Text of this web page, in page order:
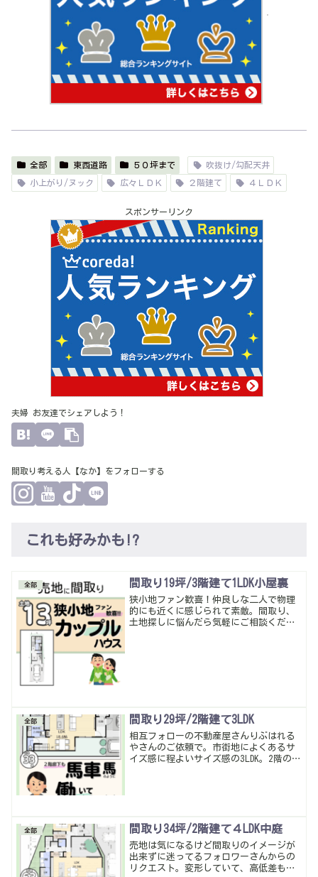
全部 東西道路 ５０坪まで 吹抜け/勾配天井
小上がり/ヌック 広々ＬＤＫ ２階建て ４ＬＤＫ
スポンサーリンク
夫婦 お友達でシェアしよう！
間取り考える人【なか】をフォローする
これも好みかも!?
全部 間取り19坪/3階建て1LDK小屋裏
狭小地ファン歓喜！仲良しな二人で物理
的にも近くに感じられて素敵。間取り、
土地探しに悩んだら気軽にご相談くださ
全部 間取り29坪/2階建て3LDK
相互フォローの不動産屋さんりぶはれる
やさんのご依頼で。市街地によくあるサ
イズ感に程よいサイズ感の3LDK。2階の廊
全部 間取り34坪/2階建て４LDK中庭
売地は気になるけど間取りのイメージが
出来ずに迷ってるフォロワーさんからの
リクエスト。変形していて、高低差も考